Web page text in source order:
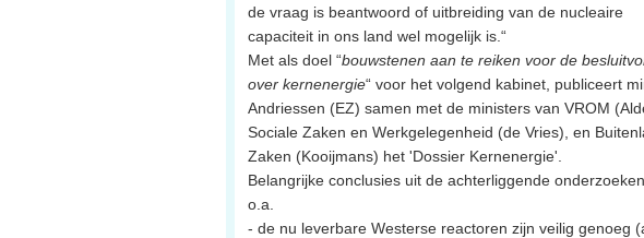
de vraag is beantwoord of uitbreiding van de nucleaire
capaciteit in ons land wel mogelijk is.“
Met als doel “bouwstenen aan te reiken voor de
over kernenergie“ voor het volgend kabinet, publiceert
Andriessen (EZ) samen met de ministers van VROM
Sociale Zaken en Werkgelegenheid (de Vries), en
Zaken (Kooijmans) het 'Dossier Kernenergie'.
Belangrijke conclusies uit de achterliggende
o.a.
- de nu leverbare Westerse reactoren zijn veilig genoeg